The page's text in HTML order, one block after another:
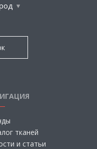
тканей
и статьи